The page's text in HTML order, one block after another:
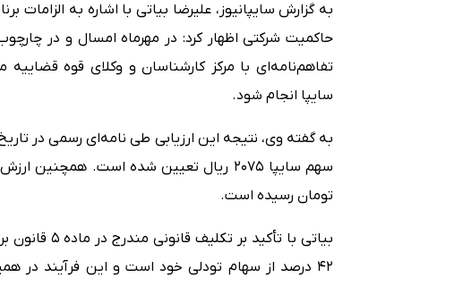
حاکمیت شرکتی اظهار کرد: در مهرماه امسال و در
تفاهم‌نامه‌ای با مرکز کارشناسان و وکلای قوه
سایپا انجام شود.
تومان رسیده است.
بیاتی با
۴۲ درصد از سهام تودلی خود است و این فرآیند در